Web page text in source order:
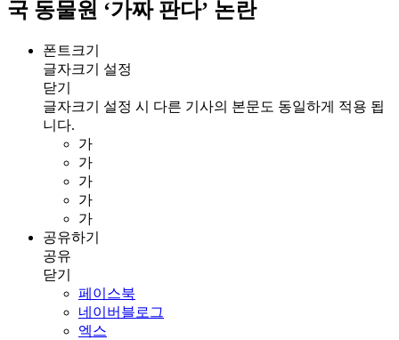
국 동물원 ‘가짜 판다’ 논란
폰트크기
글자크기 설정
닫기
글자크기 설정 시 다른 기사의 본문도 동일하게 적용 됩
니다.
가
가
가
가
가
공유하기
공유
닫기
페이스북
네이버블로그
엑스